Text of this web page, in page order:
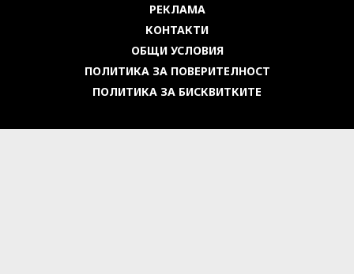
РЕКЛАМА
КОНТАКТИ
ОБЩИ УСЛОВИЯ
ПОЛИТИКА ЗА ПОВЕРИТЕЛНОСТ
ПОЛИТИКА ЗА БИСКВИТКИТЕ